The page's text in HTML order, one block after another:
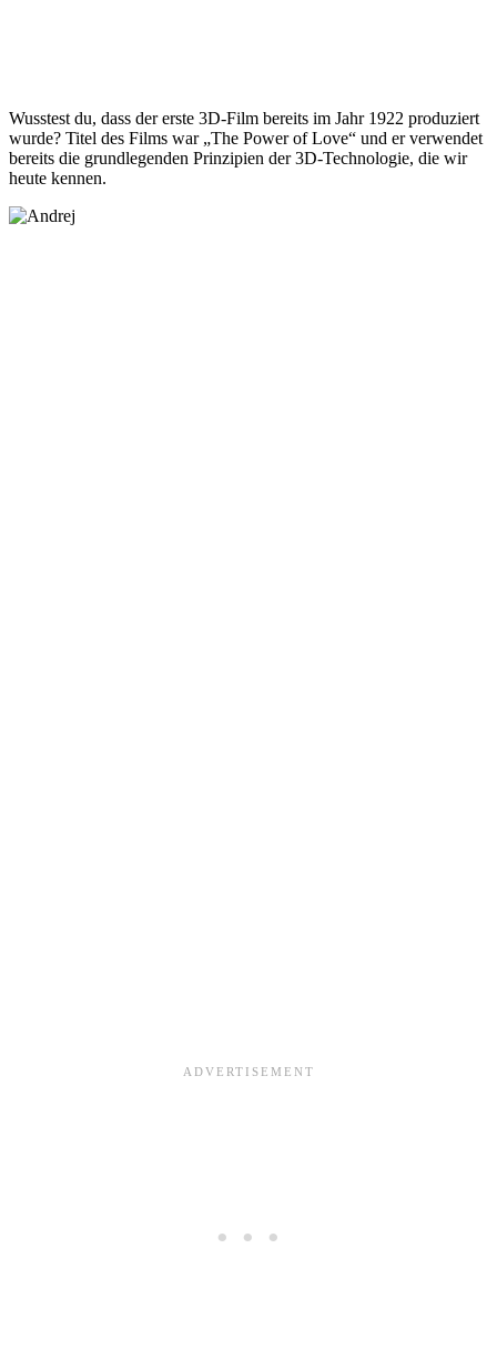
Wusstest du, dass der erste 3D-Film bereits im Jahr 1922 produziert
wurde? Titel des Films war „The Power of Love“ und er verwendet
bereits die grundlegenden Prinzipien der 3D-Technologie, die wir
heute kennen.